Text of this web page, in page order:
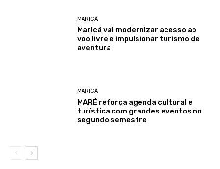
MARICÁ
Maricá vai modernizar acesso ao
voo livre e impulsionar turismo de
aventura
MARICÁ
MARÉ reforça agenda cultural e
turística com grandes eventos no
segundo semestre